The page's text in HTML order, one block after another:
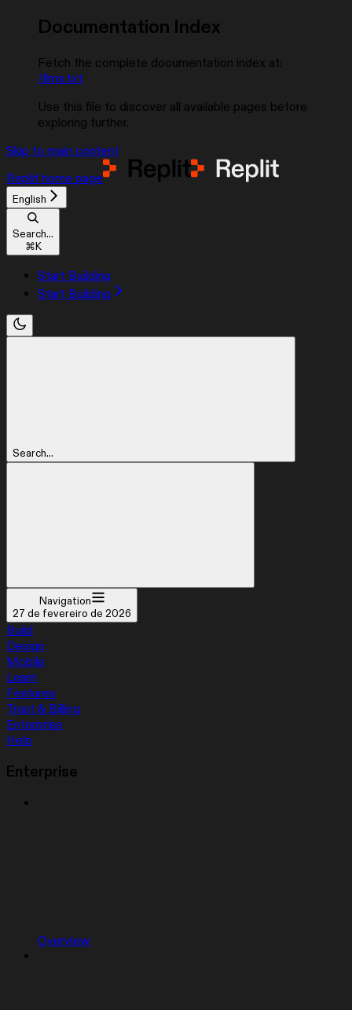
Documentation Index
Fetch the complete documentation index at:
/llms.txt
Use this file to discover all available pages before
exploring further.
Skip to main content
Replit home page
English
Search...
⌘K
Start Building
Start Building
Search...
Navigation
27 de fevereiro de 2026
Build
Design
Mobile
Learn
Features
Trust & Billing
Enterprise
Help
Enterprise
Overview